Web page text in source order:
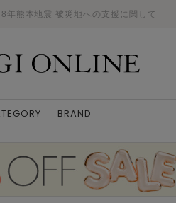
年熊本地震 被災地への支援に関して
BRAND